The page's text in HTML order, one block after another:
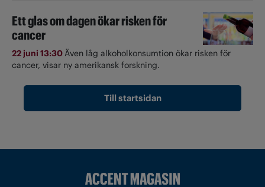
Ett glas om dagen ökar risken för
cancer
22 juni 13:30Även låg alkoholkonsumtion ökar risken för
cancer, visar ny amerikansk forskning.
Till startsidan